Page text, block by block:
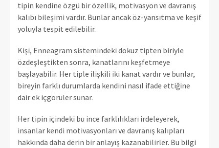
tipin kendine özgü bir özellik, motivasyon ve davranış
kalıbı bileşimi vardır. Bunlar ancak öz-yansıtma ve keşif
yoluyla tespit edilebilir.
Kişi, Enneagram sistemindeki dokuz tipten biriyle
özdeşleştikten sonra, kanatlarını keşfetmeye
başlayabilir. Her tiple ilişkili iki kanat vardır ve bunlar,
bireyin farklı durumlarda kendini nasıl ifade ettiğine
dair ek içgörüler sunar.
Her tipin içindeki bu ince farklılıkları irdeleyerek,
insanlar kendi motivasyonları ve davranış kalıpları
hakkında daha derin bir anlayış kazanabilirler. Bu bilgi